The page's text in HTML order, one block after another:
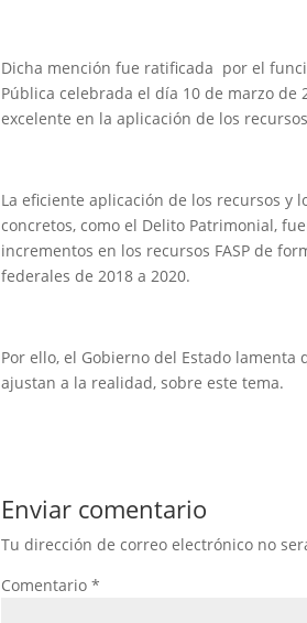
Dicha mención fue ratificada por el
Pública celebrada el día 10 de marzo
excelente en la aplicación de los recursos
La eficiente aplicación de los recursos y
concretos, como el Delito Patrimonial,
incrementos en los recursos FASP de
federales de 2018 a 2020.
Por ello, el Gobierno del Estado lamenta
ajustan a la realidad, sobre este tema.
Enviar comentario
Tu dirección de correo electrónico no
Comentario*